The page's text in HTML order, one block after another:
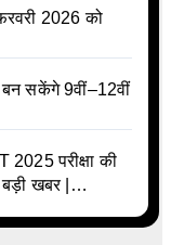
2026 को
सकेंगे 9वीं–12वीं
परीक्षा की
खबर |